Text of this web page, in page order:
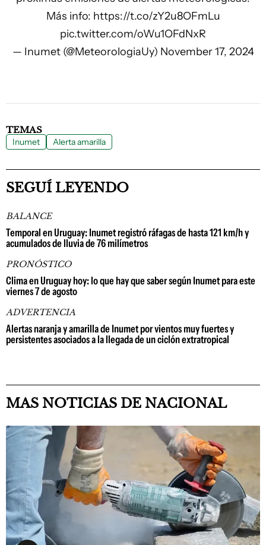
Más info: https://t.co/zY2u8OFmLu
pic.twitter.com/oWu1OFdNxR
— Inumet (@MeteorologiaUy) November 17, 2024
TEMAS
Inumet Alerta amarilla
SEGUÍ LEYENDO
BALANCE
Temporal en Uruguay: Inumet registró ráfagas de hasta 121 km/h y
acumulados de lluvia de 76 milímetros
PRONÓSTICO
Clima en Uruguay hoy: lo que hay que saber según Inumet para este
viernes 7 de agosto
ADVERTENCIA
Alertas naranja y amarilla de Inumet por vientos muy fuertes y
persistentes asociados a la llegada de un ciclón extratropical
MAS NOTICIAS DE NACIONAL